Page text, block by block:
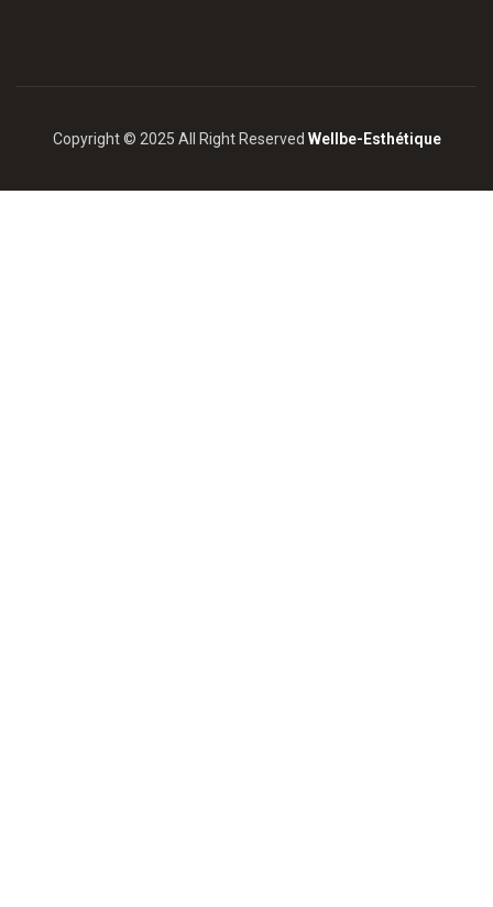
Copyright © 2025 All Right Reserved Wellbe-Esthétique